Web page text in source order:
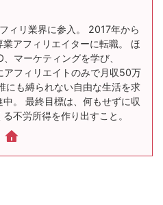
ィリ業界に参入。 2017年から
業アフィリエイターに転職。 ほ
マーケティングを学び、
アフィリエイトのみで月収50万
にも縛られない自由な生活を求
。 最終目標は、何もせずに収
不労所得を作り出すこと。